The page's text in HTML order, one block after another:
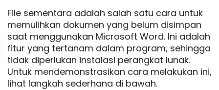
File sementara adalah salah satu cara untuk
memulihkan dokumen yang belum disimpan
saat menggunakan Microsoft Word. Ini adalah
fitur yang tertanam dalam program, sehingga
tidak diperlukan instalasi perangkat lunak.
Untuk mendemonstrasikan cara melakukan ini,
lihat langkah sederhana di bawah.